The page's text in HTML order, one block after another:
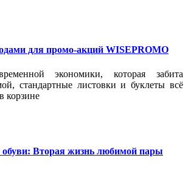
для промо-акций WISEPROMO
экономики, которая забита
стандартные листовки и буклеты всё
корзине
обуви: Вторая жизнь любимой пары